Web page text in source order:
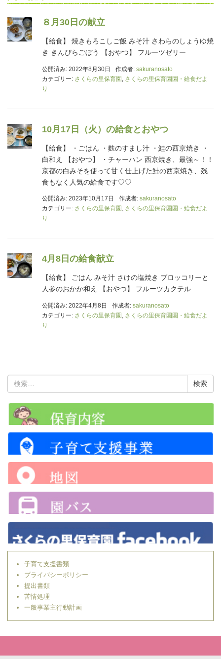
８月30日の献立
【給食】 焼きもろこしご飯 みそ汁 さわらのしょうゆ焼
き きんぴらごぼう 【おやつ】 フルーツゼリー
公開済み: 2022年8月30日 作成者: sakuranosato
カテゴリー: さくらの里保育園 さくらの里保育園園・給食だよ
り
10月17日（火）の給食とおやつ
【給食】 ・ごはん ・麩のすまし汁 ・鮭の西京焼き ・
白和え 【おやつ】 ・チャーハン 西京焼き、最強～！！
京都の白みそを使って甘く仕上げた鮭の西京焼き、残
食もなく人気の給食です♡♡
公開済み: 2023年10月17日 作成者: sakuranosato
カテゴリー: さくらの里保育園 , さくらの里保育園園・給食だよ
り
4月8日の給食献立
【給食】 ごはん みそ汁 さけの塩焼き ブロッコリーと
人参のおかか和え 【おやつ】 フルーツカクテル
公開済み: 2022年4月8日 作成者: sakuranosato
カテゴリー: さくらの里保育園 さくらの里保育園園・給食だよ
り
索:
子育て支援書類
プライバシーポリシー
提出書類
苦情処理
一般事業主行動計画